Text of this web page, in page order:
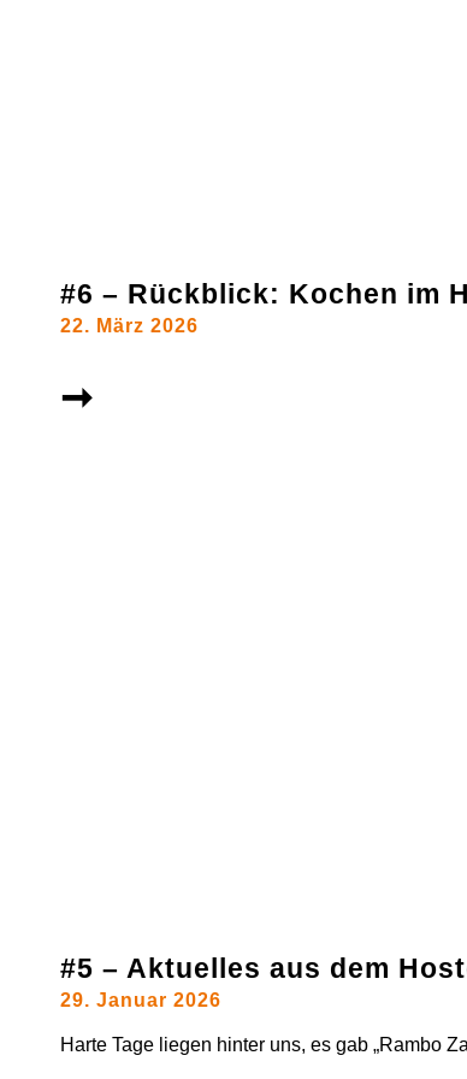
#6 – Rückblick: Kochen im
22. März 2026
➞
#5 – Aktuelles aus dem
29. Januar 2026
Harte Tage liegen hinter uns, es gab „Rambo